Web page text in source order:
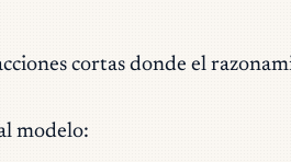
cortas donde el
modelo: